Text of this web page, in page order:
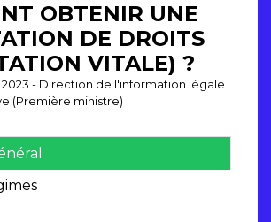
OBTENIR UNE
DE DROITS
VITALE) ?
2023 - Direction de l'information légale
(Première ministre)